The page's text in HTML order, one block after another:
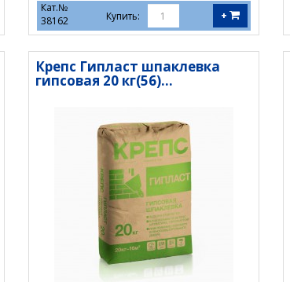
Кат.№
38162
Купить: +
Крепс Гипласт шпаклевка
гипсовая 20 кг(56)...